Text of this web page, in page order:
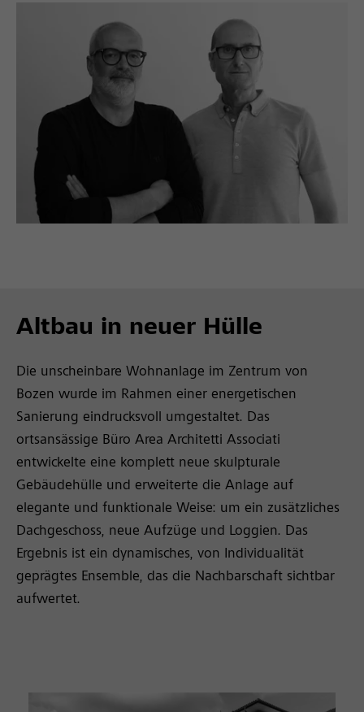
Altbau in neuer Hülle
Die unscheinbare Wohnanlage im Zentrum von
Bozen wurde im Rahmen einer energetischen
Sanierung eindrucksvoll umgestaltet. Das
ortsansässige Büro Area Architetti Associati
entwickelte eine komplett neue skulpturale
Gebäudehülle und erweiterte die Anlage auf
elegante und funktionale Weise: um ein zusätzliches
Dachgeschoss, neue Aufzüge und Loggien. Das
Ergebnis ist ein dynamisches, von Individualität
geprägtes Ensemble, das die Nachbarschaft sichtbar
aufwertet.